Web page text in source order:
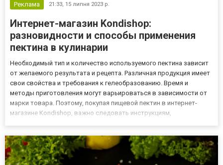
Реклама 21:33, 15 липня 2023 р.
Интернет-магазин Kondishop:
разновидности и способы применения
пектина в кулинарии
Необходимый тип и количество используемого пектина зависит
от желаемого результата и рецепта. Различная продукция имеет
свои свойства и требования к гелеобразованию. Время и
методы приготовления могут варьироваться в зависимости от
марки товара. Поэтому, покупая пищевой пектин в интернет-
магазине Kondishop, важно следовать инструкциям,
высокого качеств...